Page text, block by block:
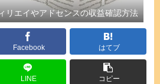
リエイやアドセンスの収益確認方法
Facebook はてブ
LINE コピー